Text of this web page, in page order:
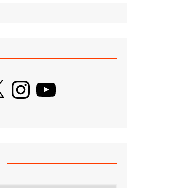
InstagramYouTube